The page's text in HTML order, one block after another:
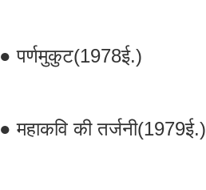
● पर्णमुकुट(1978ई.)
● महाकवि की तर्जनी(1979ई.)